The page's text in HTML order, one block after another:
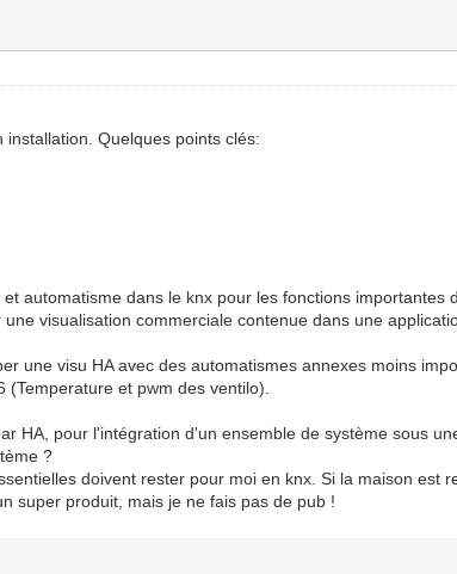
Quelques points clés:
automatisme dans le knx pour les fonctions
visualisation commerciale contenue dans une
une visu HA avec des automatismes annexes moins
et pwm des ventilo).
HA, pour l'intégration d'un ensemble de système sous
?
doivent rester pour moi en knx. Si la maison est
super produit, mais je ne fais pas de pub !